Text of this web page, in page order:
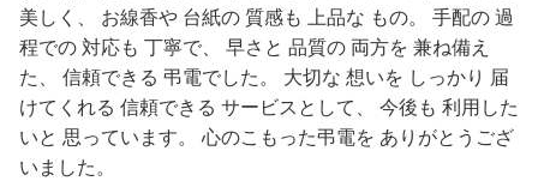
美しく、 お線香や 台紙の 質感も 上品な もの。 手配の 過
程での 対応も 丁寧で、 早さと 品質の 両方を 兼ね備え
た、 信頼できる 弔電でした。 大切な 想いを しっかり 届
けてくれる 信頼できる サービスとして、 今後も 利用した
いと 思っています。 心のこもった弔電を ありがとうござ
いました。